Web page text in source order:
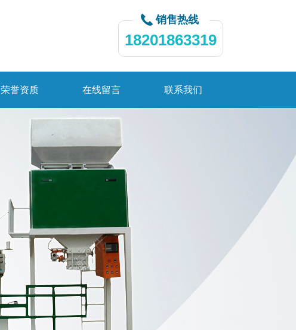
销售热线
18201863319
荣誉资质 在线留言 联系我们